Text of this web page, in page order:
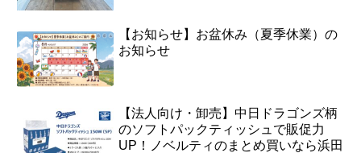
【お知らせ】お盆休み（夏季休業）の
お知らせ
【法人向け・卸売】中日ドラゴンズ柄
のソフトパックティッシュで販促力
UP！ノベルティのまとめ買いなら浜田